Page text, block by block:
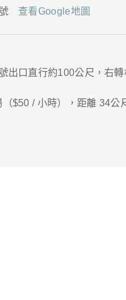
號 查看Google地圖
出口直行約100公尺，右轉
$50 / 小時），距離 34公